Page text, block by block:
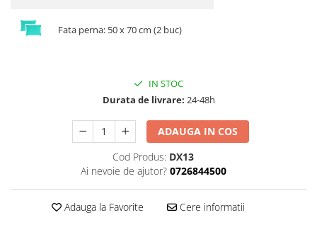
Fata perna: 50 x 70 cm (2 buc)
IN STOC
Durata de livrare: 24-48h
ADAUGA IN COS
Cod Produs: DX13
Ai nevoie de ajutor? 0726844500
Adauga la Favorite Cere informatii